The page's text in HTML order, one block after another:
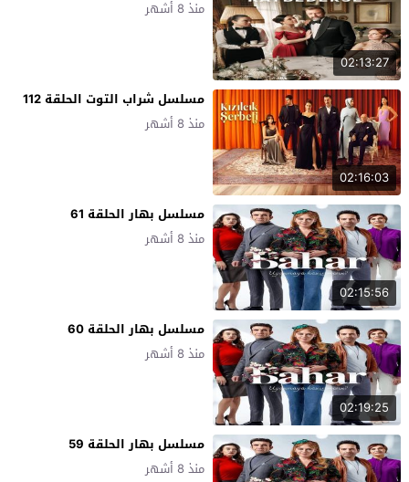
02:13:27
منذ 8 أشهر
02:16:03
مسلسل شراب التوت الحلقة 112
منذ 8 أشهر
02:15:56
مسلسل بهار الحلقة 61
منذ 8 أشهر
02:19:25
مسلسل بهار الحلقة 60
منذ 8 أشهر
مسلسل بهار الحلقة 59
منذ 8 أشهر